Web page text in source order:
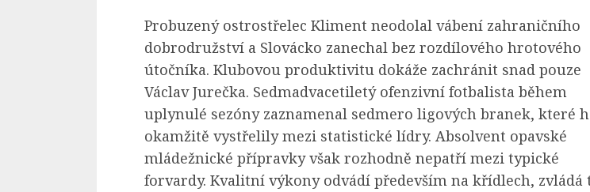
Probuzený ostrostřelec Kliment neodolal vábení zahraničního
dobrodružství a Slovácko zanechal bez rozdílového hrotového
útočníka. Klubovou produktivitu dokáže zachránit snad pouze
Václav Jurečka. Sedmadvacetiletý ofenzivní fotbalista během
uplynulé sezóny zaznamenal sedmero ligových branek, které
okamžitě vystřelily mezi statistické lídry. Absolvent opavské
mládežnické přípravky však rozhodně nepatří mezi typické
forvardy. Kvalitní výkony odvádí především na křídlech, zvládá